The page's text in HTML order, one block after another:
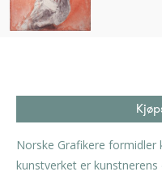
Norske Grafikere formidler
kunstverket er